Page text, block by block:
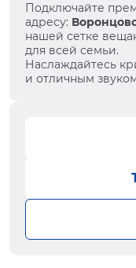
Подключайте
адресу:
нашей сетке
для всей семьи.
Наслаждайтесь
и отличным